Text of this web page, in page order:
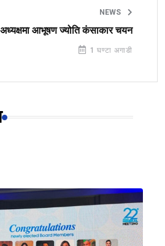
NEWS
अध्यक्षमा आभूषण ज्योति कंसाकार चयन
1 घण्टा अगाडी